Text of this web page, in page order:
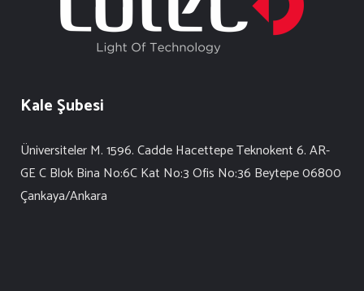
Kale Şubesi
Üniversiteler M. 1596. Cadde Hacettepe Teknokent 6. AR-
GE C Blok Bina No:6C Kat No:3 Ofis No:36 Beytepe 06800
Çankaya/Ankara